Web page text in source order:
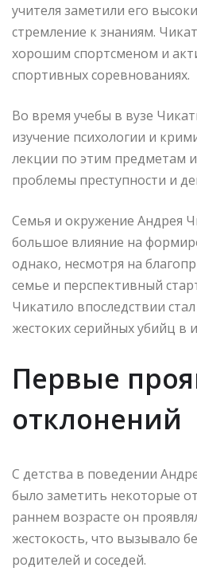
учителя заметили его
стремление к знаниям.
хорошим спортсменом и
спортивных соревнованиях.
Во время учебы в вузе
изучение психологии и
лекции по этим предметам
проблемы преступности и
Семья и окружение Андрея
большое влияние на
однако, несмотря на
семье и перспективный
Чикатило впоследствии
жестоких серийных убийц в
Первые
отклонений
С детства в поведении
было заметить некоторые
раннем возрасте он
жестокость, что вызывало
родителей и соседей.